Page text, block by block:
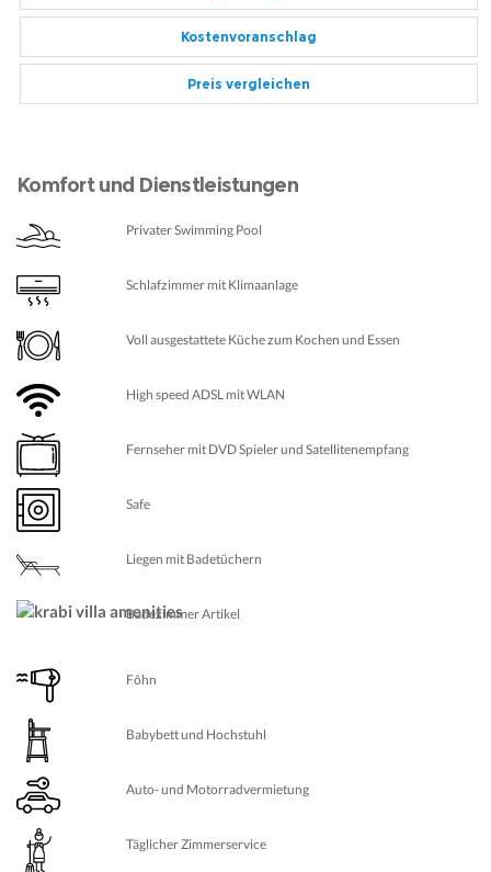
Kostenvoranschlag
Preis vergleichen
Komfort und Dienstleistungen
Privater Swimming Pool
Schlafzimmer mit Klimaanlage
Voll ausgestattete Küche zum Kochen und Essen
High speed ADSL mit WLAN
Fernseher mit DVD Spieler und Satellitenempfang
Safe
Liegen mit Badetüchern
Badezimmer Artikel
Föhn
Babybett und Hochstuhl
Auto- und Motorradvermietung
Täglicher Zimmerservice